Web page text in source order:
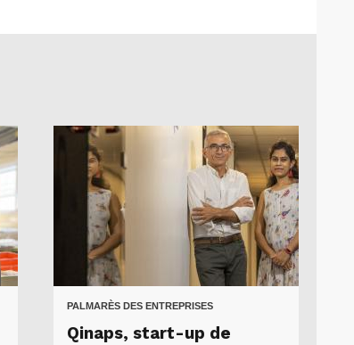
PALMARÈS DES ENTREPRISES
Qinaps, start-up de